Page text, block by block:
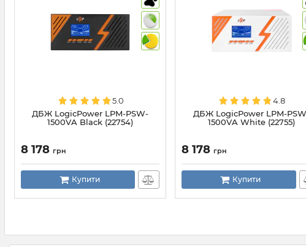
5.0
ДБЖ LogicPower LPM-PSW-
1500VA Black (22754)
8 178 грн
Купити
4.8
ДБЖ LogicPower LPM-
1500VA White (22755)
8 178 грн
Купити